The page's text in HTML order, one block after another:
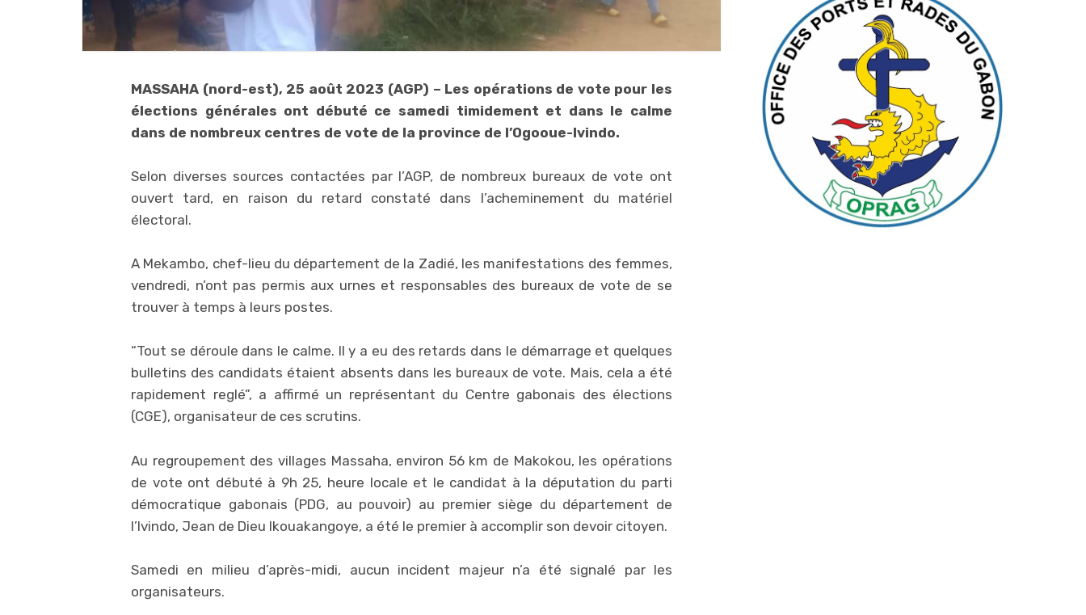
MASSAHA (nord-est), 25 août 2023 (AGP) – Les opérations de vote pour les
élections générales ont débuté ce samedi timidement et dans le calme
dans de nombreux centres de vote de la province de l’Ogooue-Ivindo.
Selon diverses sources contactées par l’AGP, de nombreux bureaux de vote ont
ouvert tard, en raison du retard constaté dans l’acheminement du matériel
électoral.
A Mekambo, chef-lieu du département de la Zadié, les manifestations des femmes,
vendredi, n’ont pas permis aux urnes et responsables des bureaux de vote de se
trouver à temps à leurs postes.
“Tout se déroule dans le calme. Il y a eu des retards dans le démarrage et quelques
bulletins des candidats étaient absents dans les bureaux de vote. Mais, cela a été
rapidement reglé”, a affirmé un représentant du Centre gabonais des élections
(CGE), organisateur de ces scrutins.
Au regroupement des villages Massaha, environ 56 km de Makokou, les opérations
de vote ont débuté à 9h 25, heure locale et le candidat à la députation du parti
démocratique gabonais (PDG, au pouvoir) au premier siège du département de
l’Ivindo, Jean de Dieu Ikouakangoye, a été le premier à accomplir son devoir citoyen.
Samedi en milieu d’après-midi, aucun incident majeur n’a été signalé par les
organisateurs.